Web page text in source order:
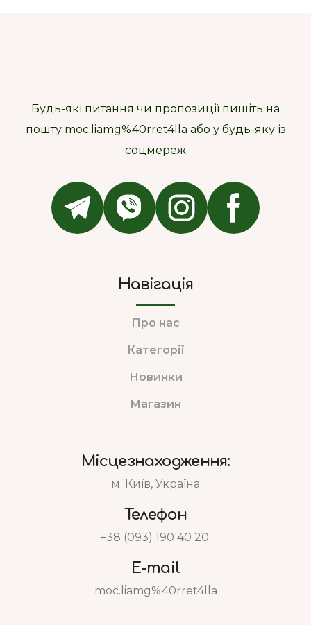
Будь-які питання чи пропозиції пишіть на
пошту moc.liamg%40rret4lla або у будь-яку із
соцмереж
Навігація
Про нас
Категорії
Новинки
Магазин
Місцезнаходження:
м. Київ, Україна
Телефон
+38 (093) 190 40 20
E-mail
moc.liamg%40rret4lla